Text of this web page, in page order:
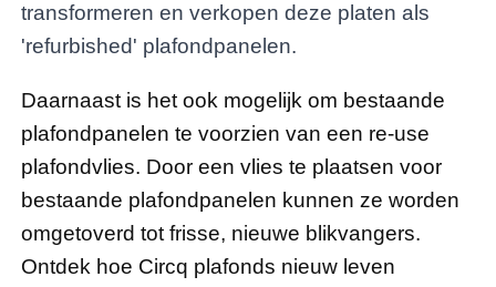
transformeren en verkopen deze platen als
'refurbished' plafondpanelen.
Daarnaast is het ook mogelijk om bestaande
plafondpanelen te voorzien van een re-use
plafondvlies. Door een vlies te plaatsen voor
bestaande plafondpanelen kunnen ze worden
omgetoverd tot frisse, nieuwe blikvangers.
Ontdek hoe Circq plafonds nieuw leven